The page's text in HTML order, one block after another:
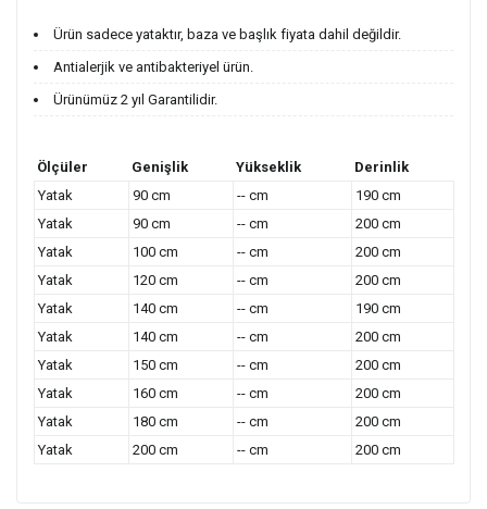
Ürün sadece yataktır, baza ve başlık fiyata dahil değildir.
Antialerjik ve antibakteriyel ürün.
Ürünümüz 2 yıl Garantilidir.
Ölçüler Genişlik Yükseklik
Derinlik
Yatak
90 cm -- cm
190 cm
Yatak
90 cm -- cm
200 cm
Yatak
100 cm -- cm
200 cm
Yatak
120 cm -- cm
200 cm
Yatak
140 cm -- cm
190 cm
Yatak
140 cm -- cm
200 cm
Yatak
150 cm -- cm
200 cm
Yatak
160 cm -- cm
200 cm
Yatak
180 cm -- cm
200 cm
Yatak
200 cm -- cm 200 cm